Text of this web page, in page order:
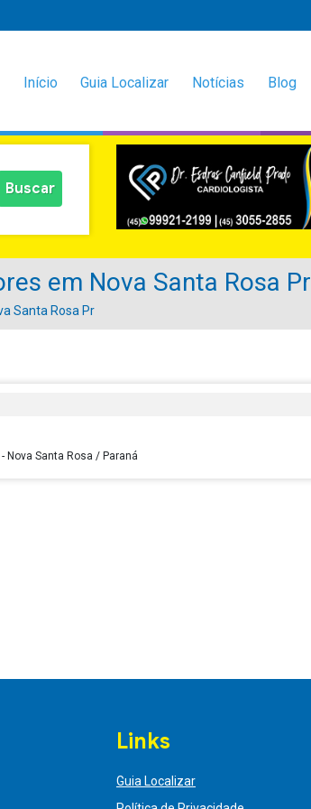
Início Guia Localizar Notícias Blog
em Nova Santa Rosa Pr
Santa Rosa Pr
Nova Santa Rosa / Paraná
Links
Guia Localizar